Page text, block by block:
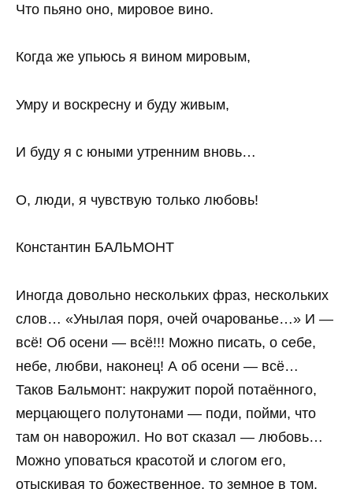
Что пьяно оно, мировое вино.
Когда же упьюсь я вином мировым,
Умру и воскресну и буду живым,
И буду я с юными утренним вновь…
О, люди, я чувствую только любовь!
Константин БАЛЬМОНТ
Иногда довольно нескольких фраз, нескольких
слов… «Унылая поря, очей очарованье…» И —
всё! Об осени — всё!!! Можно писать, о себе,
небе, любви, наконец! А об осени — всё…
Таков Бальмонт: накружит порой потаённого,
мерцающего полутонами — поди, пойми, что
там он наворожил. Но вот сказал — любовь…
Можно уповаться красотой и слогом его,
отыскивая то божественное, то земное в том,